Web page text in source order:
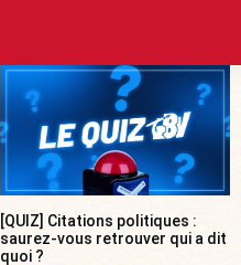
[QUIZ] Citations politiques :
saurez-vous retrouver qui a dit
quoi ?